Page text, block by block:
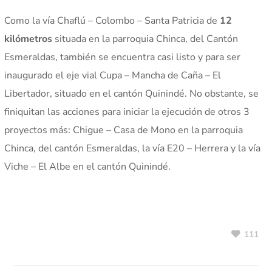
Como la vía Chaflú – Colombo – Santa Patricia de 12
kilómetros situada en la parroquia Chinca, del Cantón
Esmeraldas, también se encuentra casi listo y para ser
inaugurado el eje vial Cupa – Mancha de Caña – El
Libertador, situado en el cantón Quinindé. No obstante, se
finiquitan las acciones para iniciar la ejecución de otros 3
proyectos más: Chigue – Casa de Mono en la parroquia
Chinca, del cantón Esmeraldas, la vía E20 – Herrera y la vía
Viche – El Albe en el cantón Quinindé.
111